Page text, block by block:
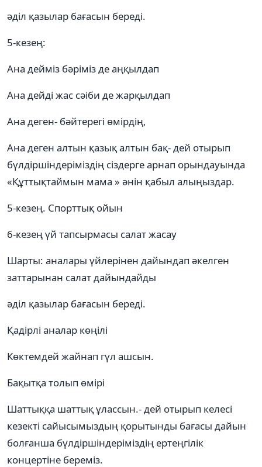
әділ қазылар бағасын береді.
5-кезең:
Ана дейміз бәріміз де аңқылдап
Ана дейді жас сәіби де жарқылдап
Ана деген- бәйтерегі өмірдің,
Ана деген алтын қазық алтын бақ- дей отырып
бүлдіршіндеріміздің сіздерге арнап орындауында
«Құттықтаймын мама » әнін қабыл алыңыздар.
5-кезең. Спорттық ойын
6-кезең үй тапсырмасы салат жасау
Шарты: аналары үйлерінен дайындап әкелген
заттарынан салат дайындайды
әділ қазылар бағасын береді.
Қадірлі аналар көңілі
Көктемдей жайнап гүл ашсын.
Бақытқа толып өмірі
Шаттыққа шаттық ұлассын.- дей отырып келесі
кезекті сайысымыздың қорытынды бағасы дайын
болғанша бүлдіршіндеріміздің ертеңгілік
концертіне береміз.